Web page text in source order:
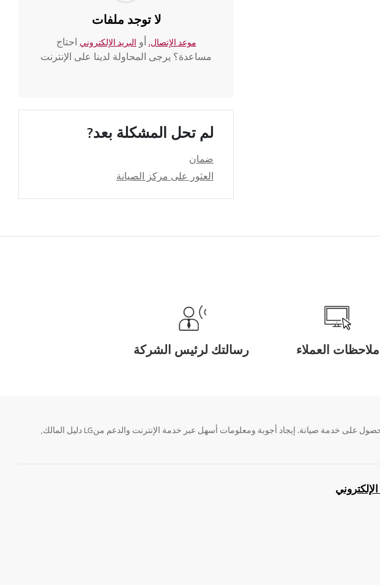
لا توجد ملفات
موعد الإتصال. أو البريد الإلكتروني احتاج
مساعدة؟ يرجى المحاولة لدينا على الإنترنت
لم تحل المشكلة بعد?
ضمان
العثور على مركز الصيانة
ملاحظات العملاء رسالتك لرئيس الشركة
تحتاج معلومة؟ او لديك سؤال ؟ يمكننا المساعدة. سواء كنت فى حاجة الى حجز منتجك او التواصل مع احد ممثلى دعم LG أو الحصول على خدمة صيانة. إيجاد أجوبة ومعلومات أسهل عبر خدمة الإنترنت والدعم منLG دليل المالك,
الإلكتروني